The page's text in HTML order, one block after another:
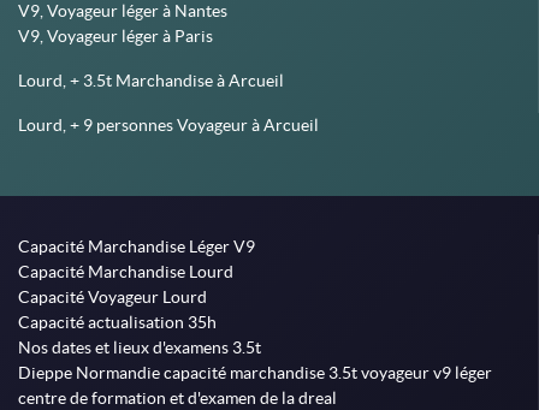
V9, Voyageur léger à Nantes
V9, Voyageur léger à Paris
Lourd, + 3.5t Marchandise à Arcueil
Lourd, + 9 personnes Voyageur à Arcueil
Capacité Marchandise Léger V9
Capacité Marchandise Lourd
Capacité Voyageur Lourd
Capacité actualisation 35h
Nos dates et lieux d'examens 3.5t
Dieppe Normandie capacité marchandise 3.5t voyageur v9 léger
centre de formation et d'examen de la dreal